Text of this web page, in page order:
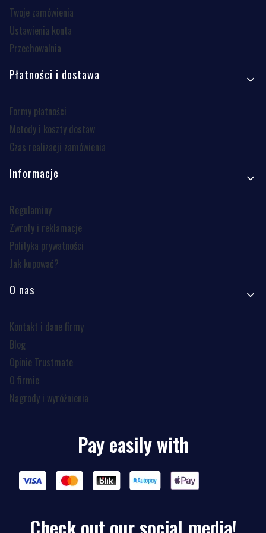
Twoje zamówienia
Ustawienia konta
Przechowalnia
Płatności i dostawa
Formy płatności
Metody i koszty dostaw
Czas realizacji zamówienia
Informacje
Regulaminy
Zwroty i reklamacje
Polityka prywatności
Jak kupować?
O nas
Kontakt i dane firmy
Blog
Opinie Trustmate
O firmie
Nagrody i wyróżnienia
Pay easily with